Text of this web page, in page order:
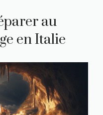
au
en Italie